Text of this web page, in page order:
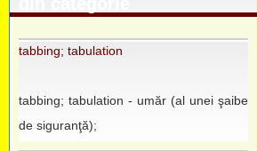
tabbing; tabulation
tabbing; tabulation - umăr (al unei şaibe
de siguranţă);